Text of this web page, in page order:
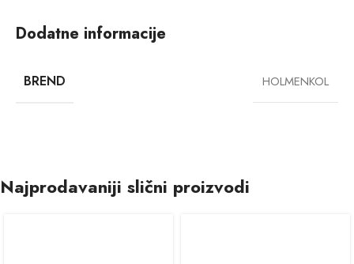
Dodatne informacije
BREND HOLMENKOL
Najprodavaniji slični proizvodi